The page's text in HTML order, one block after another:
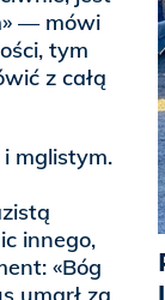
— mówi
tym
z całą
mglistym.
innego,
«Bóg